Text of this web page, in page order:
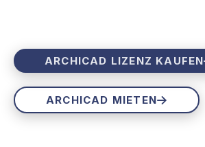
ARCHICAD LIZENZ KAUFEN
ARCHICAD MIETEN